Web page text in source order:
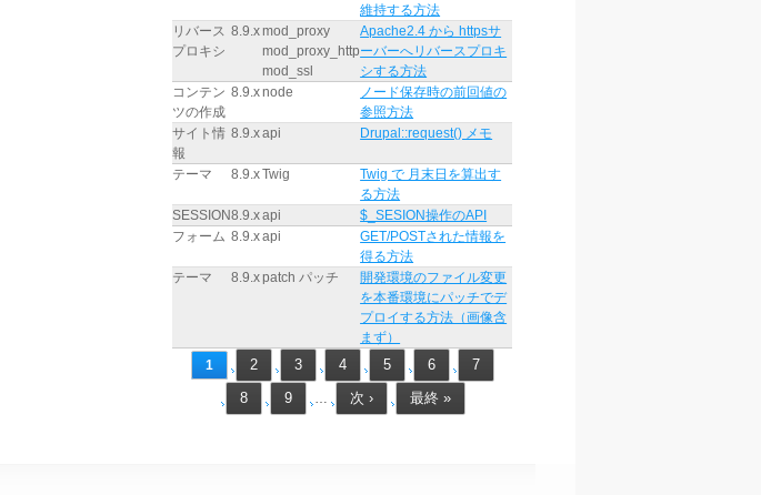
維持する方法
リバース
プロキシ
8.9.xmod_proxy
mod_proxy_http
mod_ssl
Apache2.4 から httpsサ
ーバーへリバースプロキ
シする方法
コンテン
ツの作成
8.9.xnode
ノード保存時の前回値の
参照方法
サイト情
報
8.9.xapi Drupal::request() メモ
テーマ 8.9.xTwig
Twig で 月末日を算出す
る方法
SESSION8.9.xapi
$_SESION操作のAPI
フォーム 8.9.xapi
GET/POSTされた情報を
得る方法
テーマ
8.9.xpatch パッチ
開発環境のファイル変更
を本番環境にパッチでデ
プロイする方法（画像含
まず）
1
2 3 4 5 6
7
8
9 … 次 › 最終 »